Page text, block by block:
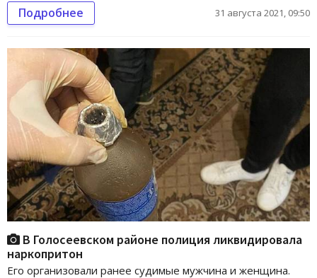
Подробнее 31 августа 2021, 09:50
В Голосеевском районе полиция ликвидировала
наркопритон
Его организовали ранее судимые мужчина и женщина.